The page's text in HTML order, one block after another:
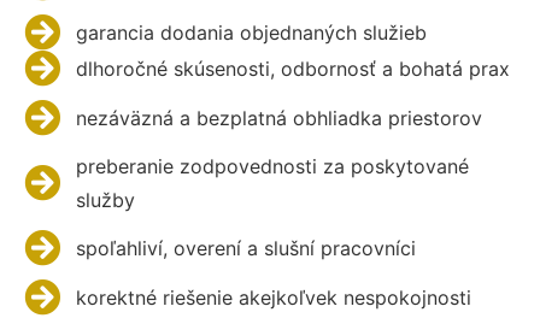
garancia dodania objednaných služieb
dlhoročné skúsenosti, odbornosť a bohatá prax
nezáväzná a bezplatná obhliadka priestorov
preberanie zodpovednosti za poskytované
služby
spoľahliví, overení a slušní pracovníci
korektné riešenie akejkoľvek nespokojnosti